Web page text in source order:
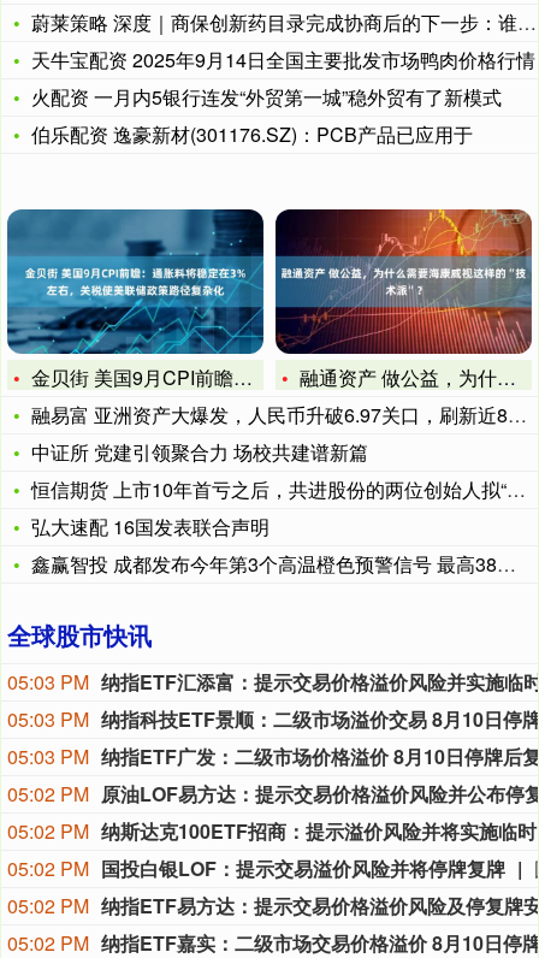
蔚莱策略 深度｜商保创新药目录完成协商后的下一步：谁来承接，
天牛宝配资 2025年9月14日全国主要批发市场鸭肉价格行情
火配资 一月内5银行连发“外贸第一城”稳外贸有了新模式
伯乐配资 逸豪新材(301176.SZ)：PCB产品已应用于
金贝街 美国9月CPI前瞻：通胀料将稳定在3%左右，关税使美
融通资产 做公益，为什么需要海康威视这样的“技术派”？
融易富 亚洲资产大爆发，人民币升破6.97关口，刷新近8个月
中证所 党建引领聚合力 场校共建谱新篇
恒信期货 上市10年首亏之后，共进股份的两位创始人拟“卖壳”
弘大速配 16国发表联合声明
鑫赢智投 成都发布今年第3个高温橙色预警信号 最高38℃以上
全球股市快讯
05:03 PM
05:03 PM
05:03 PM
05:02 PM
05:02 PM
纳斯
05:02 PM 国投白银LOF：提示交易溢价风险并将停牌复牌
05:02 PM
05:02 PM